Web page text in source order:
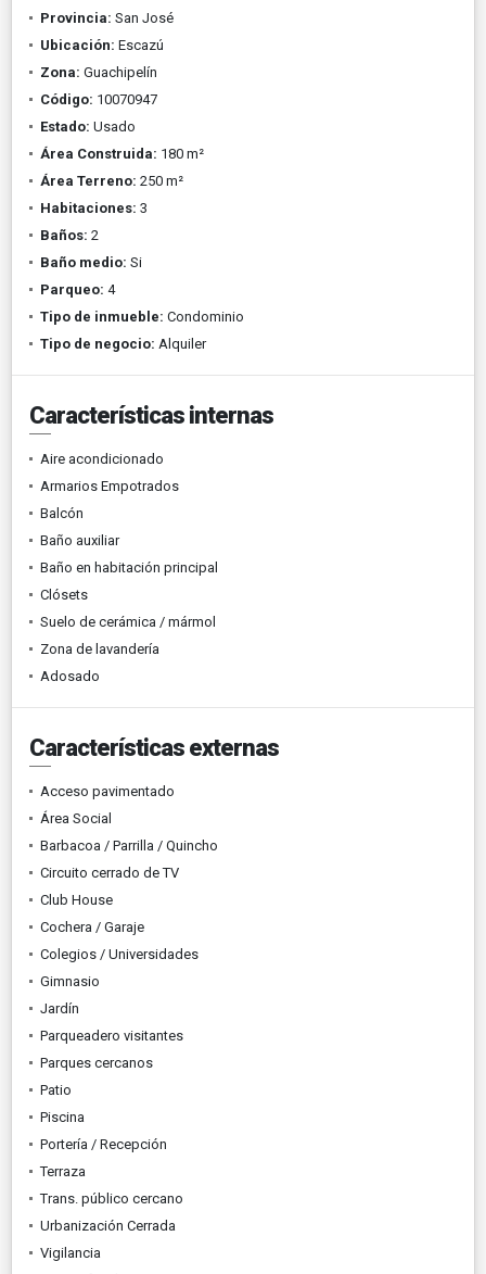
Provincia: San José
Ubicación: Escazú
Zona: Guachipelín
Código: 10070947
Estado: Usado
Área Construida: 180 m²
Área Terreno: 250 m²
Habitaciones: 3
Baños: 2
Baño medio: Si
Parqueo: 4
Tipo de inmueble: Condominio
Tipo de negocio: Alquiler
Características internas
Aire acondicionado
Armarios Empotrados
Balcón
Baño auxiliar
Baño en habitación principal
Clósets
Suelo de cerámica / mármol
Zona de lavandería
Adosado
Características externas
Acceso pavimentado
Área Social
Barbacoa / Parrilla / Quincho
Circuito cerrado de TV
Club House
Cochera / Garaje
Colegios / Universidades
Gimnasio
Jardín
Parqueadero visitantes
Parques cercanos
Patio
Piscina
Portería / Recepción
Terraza
Trans. público cercano
Urbanización Cerrada
Vigilancia